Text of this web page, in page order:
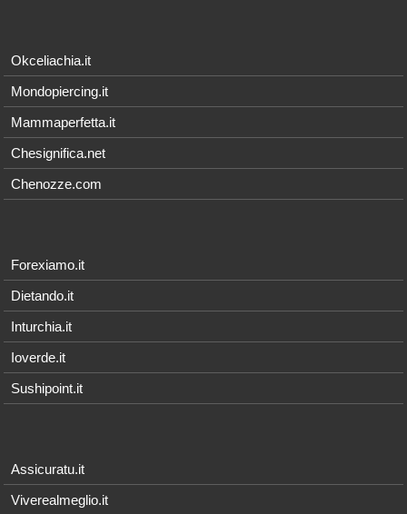
Okceliachia.it
Mondopiercing.it
Mammaperfetta.it
Chesignifica.net
Chenozze.com
Forexiamo.it
Dietando.it
Inturchia.it
Ioverde.it
Sushipoint.it
Assicuratu.it
Viverealmeglio.it